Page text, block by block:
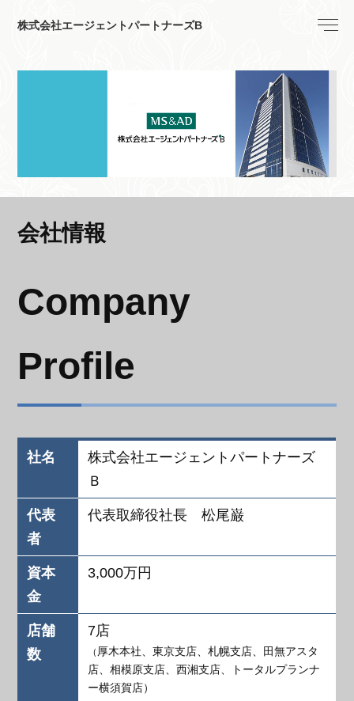
株式会社エージェントパートナーズB
会社情報
Company
Profile
社名
株式会社エージェントパートナーズ
Ｂ
代表
者
代表取締役社長 松尾巌
資本
金
3,000万円
店舗
数
7店
（ 厚木本社、東京支店、札幌支店、田無アスタ
店、相模原支店、西湘支店、トータルプランナ
ー横須賀店）